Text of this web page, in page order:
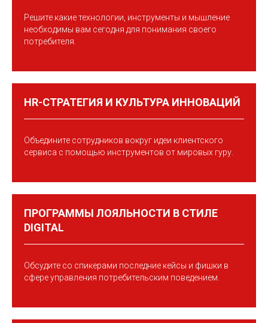
Решите какие технологии, инструменты и мышление
необходимы вам сегодня для понимания своего
потребителя.
HR-СТРАТЕГИЯ И КУЛЬТУРА ИННОВАЦИЙ
Объедините сотрудников вокруг идеи клиентского
сервиса с помощью инструментов от мировых гуру.
ПРОГРАММЫ ЛОЯЛЬНОСТИ В СТИЛЕ
DIGITAL
Обсудите со спикерами последние кейсы и фишки в
сфере управления потребительским поведением.